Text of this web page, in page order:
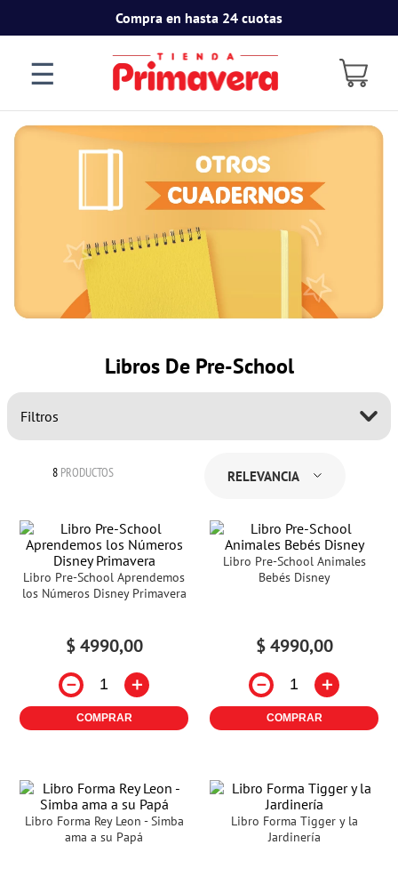
Compra en hasta 24 cuotas
☰
Libros De Pre-School
Filtros
8 PRODUCTOS RELEVANCIA
Libro Pre-School Aprendemos
los Números Disney Primavera
$ 4990,00
－ ＋
COMPRAR
Libro Pre-School Animales
Bebés Disney
$ 4990,00
－ ＋
COMPRAR
Libro Forma Rey Leon - Simba
ama a su Papá
Libro Forma Tigger y la
Jardinería